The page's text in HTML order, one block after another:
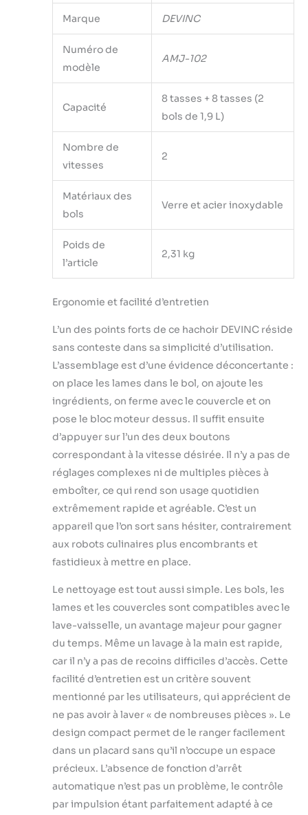
Marque DEVINC
Numéro de
modèle
AMJ-102
Capacité
8 tasses + 8 tasses (2
bols de 1,9 L)
Nombre de
vitesses
2
Matériaux des
bols
Verre et acier inoxydable
Poids de
l’article
2,31 kg
Ergonomie et facilité d’entretien
L’un des points forts de ce hachoir DEVINC réside
sans conteste dans sa simplicité d’utilisation.
L’assemblage est d’une évidence déconcertante :
on place les lames dans le bol, on ajoute les
ingrédients, on ferme avec le couvercle et on
pose le bloc moteur dessus. Il suffit ensuite
d’appuyer sur l’un des deux boutons
correspondant à la vitesse désirée. Il n’y a pas de
réglages complexes ni de multiples pièces à
emboîter, ce qui rend son usage quotidien
extrêmement rapide et agréable. C’est un
appareil que l’on sort sans hésiter, contrairement
aux robots culinaires plus encombrants et
fastidieux à mettre en place.
Le nettoyage est tout aussi simple. Les bols, les
lames et les couvercles sont compatibles avec le
lave-vaisselle, un avantage majeur pour gagner
du temps. Même un lavage à la main est rapide,
car il n’y a pas de recoins difficiles d’accès. Cette
facilité d’entretien est un critère souvent
mentionné par les utilisateurs, qui apprécient de
ne pas avoir à laver « de nombreuses pièces ». Le
design compact permet de le ranger facilement
dans un placard sans qu’il n’occupe un espace
précieux. L’absence de fonction d’arrêt
automatique n’est pas un problème, le contrôle
par impulsion étant parfaitement adapté à ce